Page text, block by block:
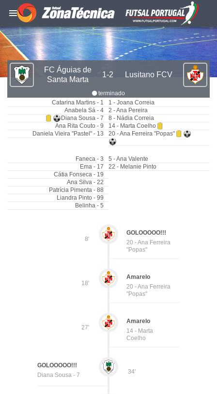
FC Águias de
Santa Marta
1-2 Lusitano FCV
terminado
Catarina Martins - 1
Anabela Sá - 4
Diana Sousa - 7
Ana Rita Couto - 9
Daniela Vieira "Pastel" - 13
1 - Joana Correia
2 - Ana Pereira
8 - Nádia Correia
14 - Marta Coelho
20 - Ana Ferreira "Popas"
Faneca - 3
Ema - 17
Cátia Fonseca - 19
Ana Silva - 22
Patrícia Pimenta - 88
Liandra Pinto - 99
Belinha - 5
5 - Ana Valente
22 - Melanie Pinto
8'
GOLOOOOO!!!
20 - Ana Ferreira
"Popas"
18'
Amarelo
20 - Ana Ferreira
"Popas"
27'
Amarelo
14 - Marta
Coelho
34'
GOLOOOOO!!!
Diana Sousa - 7